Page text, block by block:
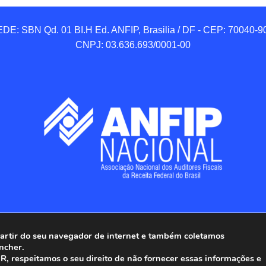
SBN Qd. 01 BI.H Ed. ANFIP, Brasilia / DF - CEP: 70040-
CNPJ: 03.636.693/0001-00
Nacional dos Auditores Fiscais da Receita Federal
do seu navegador de internet e também coletamos
respeitamos o seu direito de não fornecer essas informações e